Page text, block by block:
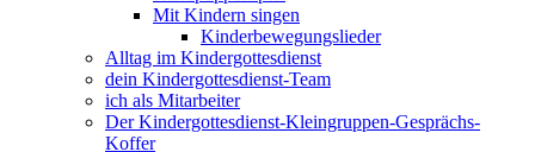
Mit Kindern singen
Kinderbewegungslieder
Alltag im Kindergottesdienst
dein Kindergottesdienst-Team
ich als Mitarbeiter
Der Kindergottesdienst-Kleingruppen-Gesprächs-
Koffer